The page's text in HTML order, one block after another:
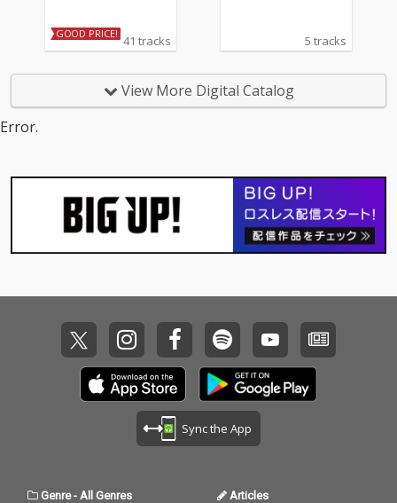
GOOD PRICE! 41 tracks 5 tracks
View More Digital Catalog
Error.
Sync the App
Genre- All Genres Articles